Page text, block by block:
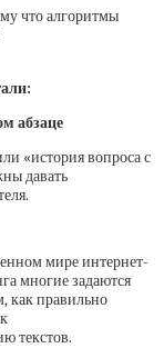
что алгоритмы
абзаце
«история вопроса с
давать
мире интернет-
многие задаются
как правильно
текстов.